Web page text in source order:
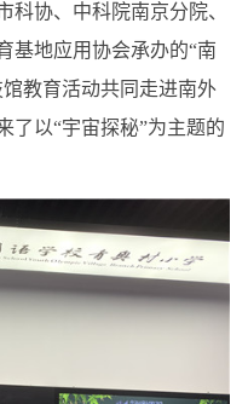
科协、中科院南京分院、
基地应用协会承办的“南
教育活动共同走进南外
了以“宇宙探秘”为主题的